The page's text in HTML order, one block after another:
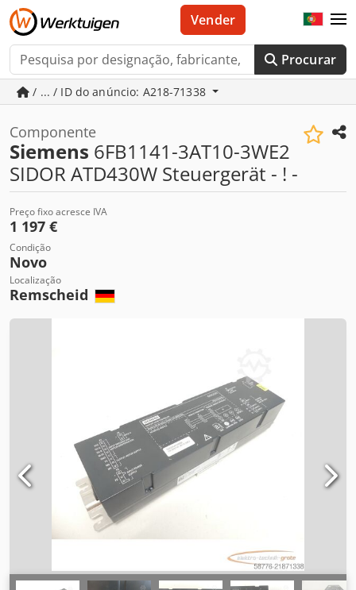
Procurar
Vender
/ ... / ID do anúncio: A218-71338
Componente
Siemens 6FB1141-3AT10-3WE2
SIDOR ATD430W Steuergerät - ! -
Preço fixo acresce IVA
1 197 €
Condição
Novo
Localização
Remscheid